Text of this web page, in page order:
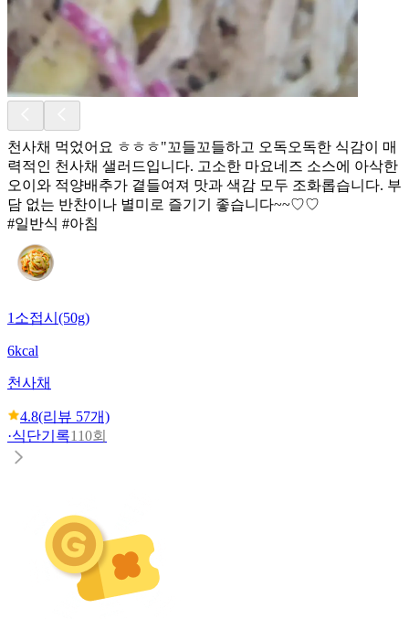
천사채 먹었어요 ㅎㅎㅎ ​"꼬들꼬들하고 오독오독한 식감이 매
력적인 천사채 샐러드입니다. 고소한 마요네즈 소스에 아삭한
오이와 적양배추가 곁들여져 맛과 색감 모두 조화롭습니다. 부
담 없는 반찬이나 별미로 즐기기 좋습니다~~♡♡
#일반식 #아침
1소접시(50g)
6kcal
천사채
4.8(리뷰 57개)
·식단기록110회